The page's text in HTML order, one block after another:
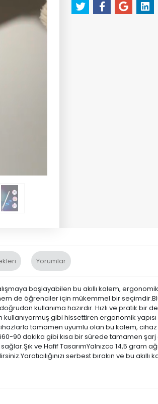
Yorumlar
başlayabilen bu akıllı kalem,
de öğrenciler için mükemmel bir
kullanıma hazırdır. Hızlı ve pratik bir
gibi hissettiren ergonomik
tamamen uyumlu olan bu kalem,
90 dakika gibi kısa bir sürede tamamen
ve Hafif TasarımYalnızca 14,5 gram
serbest bırakın ve bu